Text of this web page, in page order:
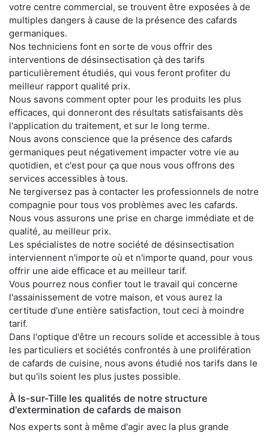
votre centre commercial, se trouvent être exposées à de
multiples dangers à cause de la présence des cafards
germaniques.
Nos techniciens font en sorte de vous offrir des
interventions de désinsectisation çà des tarifs
particulièrement étudiés, qui vous feront profiter du
meilleur rapport qualité prix.
Nous savons comment opter pour les produits les plus
efficaces, qui donneront des résultats satisfaisants dès
l'application du traitement, et sur le long terme.
Nous avons conscience que la présence des cafards
germaniques peut négativement impacter votre vie au
quotidien, et c'est pour ça que nous vous offrons des
services accessibles à tous.
Ne tergiversez pas à contacter les professionnels de notre
compagnie pour tous vos problèmes avec les cafards.
Nous vous assurons une prise en charge immédiate et de
qualité, au meilleur prix.
Les spécialistes de notre société de désinsectisation
interviennent n'importe où et n'importe quand, pour vous
offrir une aide efficace et au meilleur tarif.
Vous pourrez nous confier tout le travail qui concerne
l'assainissement de votre maison, et vous aurez la
certitude d'une entière satisfaction, tout ceci à moindre
tarif.
Dans l'optique d'être un recours solide et accessible à tous
les particuliers et sociétés confrontés à une prolifération
de cafards de cuisine, nous avons étudié nos tarifs dans le
but qu'ils soient les plus justes possible.
À Is-sur-Tille les qualités de notre structure
d'extermination de cafards de maison
Nos experts sont à même d'agir avec la plus grande